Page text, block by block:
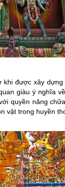
khi được xây
giàu ý nghĩa
quyền năng
vật trong huyền